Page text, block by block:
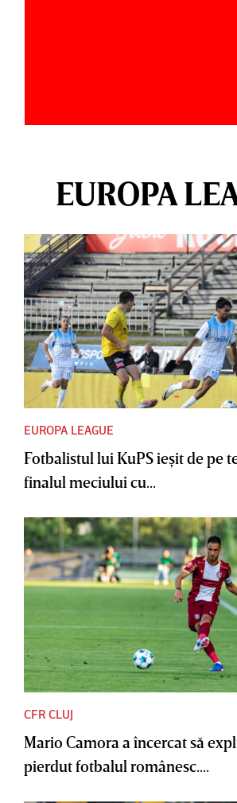
EUROPA
EUROPA LEAGUE
Fotbalistul lui KuPS ieşit de pe
finalul meciului cu...
CFR CLUJ
Mario Camora a încercat să
pierdut fotbalul românesc....